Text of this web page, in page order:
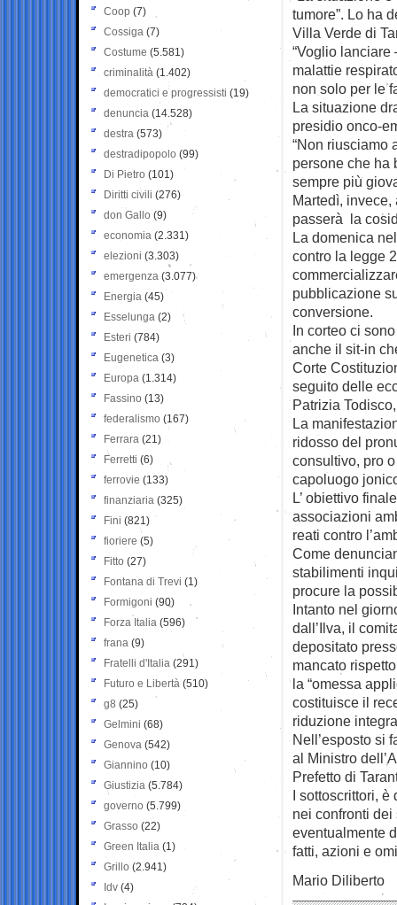
tumore”. Lo ha
Villa Verde di
“Voglio
malattie
non solo per le
La situazione
presidio onco-
“Non riusciamo
persone che ha
sempre più
Martedì,
passerà la
La domenica
contro la legge
pubblicazione
conversione.
In corteo ci
anche il sit-in
Corte
seguito delle
Patrizia
La
ridosso del
consultivo, pro
capoluogo
L’ obiettivo
associazioni
reati contro
Come
stabilimenti
procure la
Intanto nel
dall’Ilva, il
depositato
mancato
la “omessa
costituisce il
riduzione
Nell’esposto si
al Ministro
Prefetto di
I sottoscrittori, è
nei confronti
eventualmente
fatti, azioni e
Mario Diliberto
Coop (7)
Cossiga (7)
Costume (5.581)
criminalità (1.402)
democratici e progressisti (19)
denuncia (14.528)
destra (573)
destradipopolo (99)
Di Pietro (101)
Diritti civili (276)
don Gallo (9)
economia (2.331)
elezioni (3.303)
emergenza (3.077)
Energia (45)
Esselunga (2)
Esteri (784)
Eugenetica (3)
Europa (1.314)
Fassino (13)
federalismo (167)
Ferrara (21)
Ferretti (6)
ferrovie (133)
finanziaria (325)
Fini (821)
fioriere (5)
Fitto (27)
Fontana di Trevi (1)
Formigoni (90)
Forza Italia (596)
frana (9)
Fratelli d'Italia (291)
Futuro e Libertà (510)
g8 (25)
Gelmini (68)
Genova (542)
Giannino (10)
Giustizia (5.784)
governo (5.799)
Grasso (22)
Green Italia (1)
Grillo (2.941)
Idv (4)